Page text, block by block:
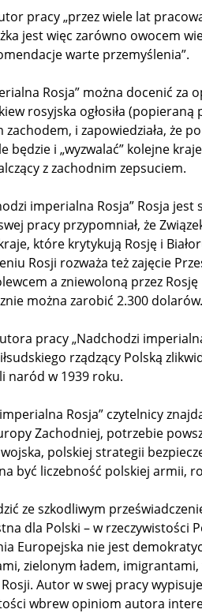
pracy „przez wiele lat
jest więc zarówno owocem
warte przemyślenia”.
Rosja” można docenić za
rosyjska ogłosiła (popieraną
i zapowiedziała, że
będzie i „wyzwalać” kolejne
z zachodnim zepsuciem.
imperialna Rosja” Rosja
pracy przypomniał, że
które krytykują Rosję i
Rosji rozważa też zajęcie
a zniewoloną przez Rosję
można zarobić 2.300 dolarów.
pracy „Nadchodzi
rządzący Polską
naród w 1939 roku.
Rosja” czytelnicy
Zachodniej, potrzebie
polskiej strategii
być liczebność polskiej armii,
ze szkodliwym
dla Polski – w rzeczywistości
Europejska nie jest
zielonym ładem,
Autor w swej pracy
wbrew opiniom autora